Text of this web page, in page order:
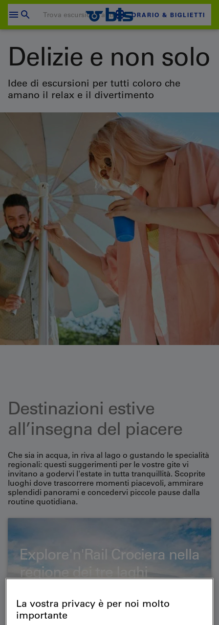
Salta
ORARIO & BIGLIETTI
CARRELLO
Login
Delizie e non solo
Idee di escursioni per tutti coloro che
amano il relax e il divertimento
Destinazioni estive
all’insegna del piacere
Che sia in acqua, in riva al lago o gustando le specialità
regionali: questi suggerimenti per le vostre gite vi
invitano a godervi l'estate in tutta tranquillità. Scoprite
luoghi dove trascorrere momenti piacevoli, ammirare
splendidi panorami e concedervi piccole pause dalla
routine quotidiana.
Explore'n'Rail Crociera nella
regione dei tre laghi
La vostra privacy è per noi molto
importante